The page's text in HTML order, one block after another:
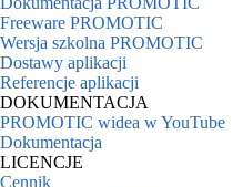
Freeware PROMOTIC
Wersja szkolna PROMOTIC
Dostawy aplikacji
Referencje aplikacji
DOKUMENTACJA
PROMOTIC widea w YouTube
Dokumentacja
LICENCJE
Cennik